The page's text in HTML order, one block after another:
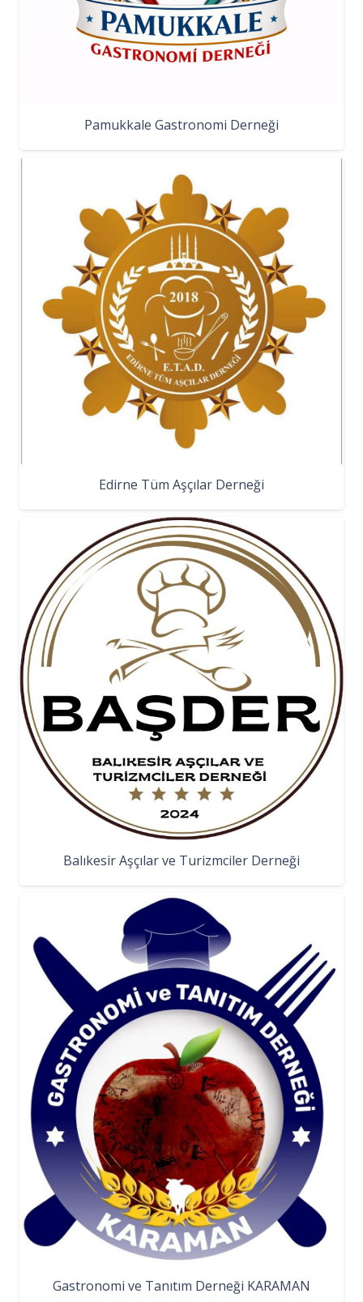
Pamukkale Gastronomi Derneği
Edirne Tüm Aşçılar Derneği
Balıkesir Aşçılar ve Turizmciler Derneği
Gastronomi ve Tanıtım Derneği KARAMAN